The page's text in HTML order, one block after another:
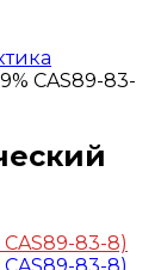
CAS89-83-